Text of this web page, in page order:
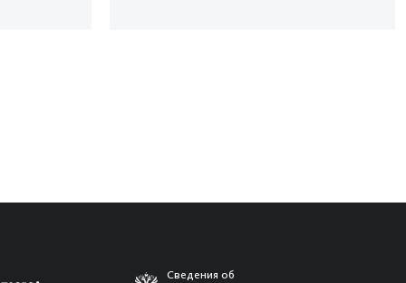
Сведения об